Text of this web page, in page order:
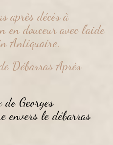
après décès à
en douceur avec l'aide
Antiquaire.
Débarras Après
de Georges
envers le débarras